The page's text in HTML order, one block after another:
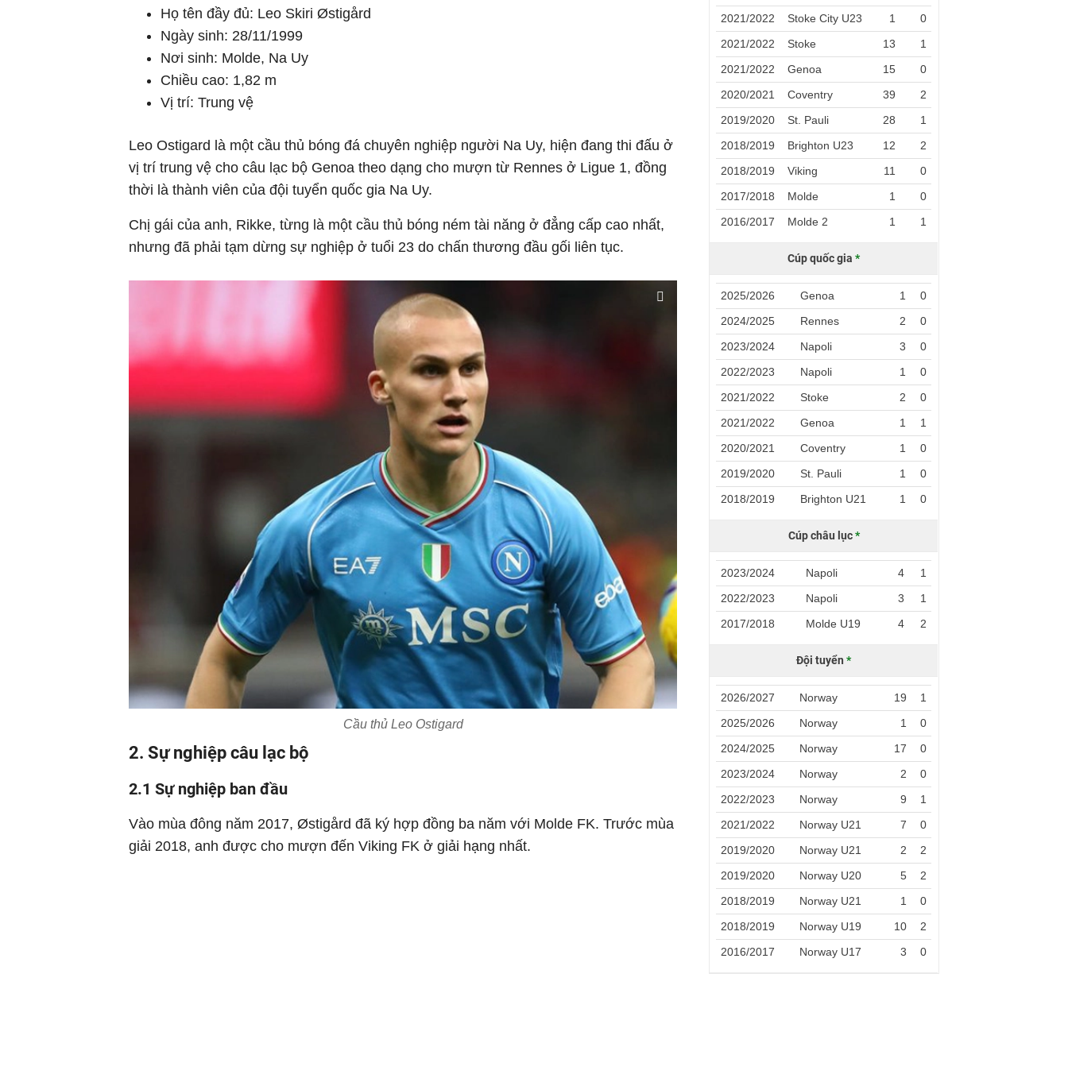
Họ tên đầy đủ: Leo Skiri Østigård
Ngày sinh: 28/11/1999
Nơi sinh: Molde, Na Uy
Chiều cao: 1,82 m
Vị trí: Trung vệ
Leo Ostigard là một cầu thủ bóng đá chuyên nghiệp người Na Uy, hiện đang thi đấu ở
vị trí trung vệ cho câu lạc bộ Genoa theo dạng cho mượn từ Rennes ở Ligue 1, đồng
thời là thành viên của đội tuyển quốc gia Na Uy.
Chị gái của anh, Rikke, từng là một cầu thủ bóng ném tài năng ở đẳng cấp cao nhất,
nhưng đã phải tạm dừng sự nghiệp ở tuổi 23 do chấn thương đầu gối liên tục.
Cầu thủ Leo Ostigard
2. Sự nghiệp câu lạc bộ
2.1 Sự nghiệp ban đầu
Vào mùa đông năm 2017, Østigård đã ký hợp đồng ba năm với Molde FK. Trước mùa
giải 2018, anh được cho mượn đến Viking FK ở giải hạng nhất.
2021/2022
Stoke City U23 1
0
2021/2022
Stoke 13
1
2021/2022
Genoa 15
0
2020/2021
Coventry 39
2
2019/2020
St. Pauli 28
1
2018/2019
Brighton U23 12
2
2018/2019
Viking 11
0
2017/2018
Molde 1
0
2016/2017
Molde 2 1 1
Cúp quốc gia*
2025/2026 Genoa 1
0
2024/2025
Rennes 2
0
2023/2024
Napoli 3
0
2022/2023
Napoli 1
0
2021/2022
Stoke 2
0
2021/2022
Genoa 1
1
2020/2021
Coventry 1
0
2019/2020
St. Pauli 1
0
2018/2019
Brighton U21 1 0
Cúp châu lục*
2023/2024 Napoli 4
1
2022/2023
Napoli 3
1
2017/2018
Molde U19 4 2
Đội tuyển*
2026/2027 Norway 19
1
2025/2026
Norway 1
0
2024/2025
Norway 17
0
2023/2024
Norway 2
0
2022/2023
Norway 9
1
2021/2022
Norway U21 7
0
2019/2020
Norway U21 2
2
2019/2020
Norway U20 5
2
2018/2019
Norway U21 1
0
2018/2019
Norway U19 10
2
2016/2017
Norway U17 3 0